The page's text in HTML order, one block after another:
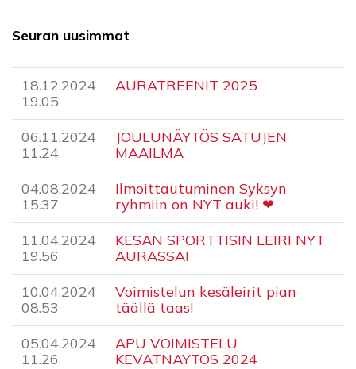
Seuran uusimmat
18.12.2024
19.05
AURATREENIT 2025
06.11.2024
11.24
JOULUNÄYTÖS SATUJEN
MAAILMA
04.08.2024
15.37
​Ilmoittautuminen Syksyn
ryhmiin on NYT auki! ❤
11.04.2024
19.56
KESÄN SPORTTISIN LEIRI NYT
AURASSA!
10.04.2024
08.53
Voimistelun kesäleirit pian
täällä taas!
05.04.2024
11.26
APU VOIMISTELU
KEVÄTNÄYTÖS 2024